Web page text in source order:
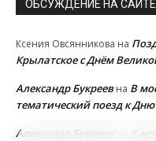
ОБСУЖДЕНИЕ НА САЙТЕ
Ксения Овсянникова на
Крылатское с Днём
Александр Букреевна В
тематический поезд к
Александр Букреев
В